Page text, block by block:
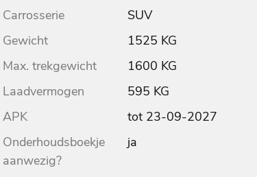
Carrosserie
SUV
Gewicht
1525 KG
Max. trekgewicht
1600 KG
Laadvermogen
595 KG
APK
tot 23-09-2027
Onderhoudsboekje
aanwezig?
ja